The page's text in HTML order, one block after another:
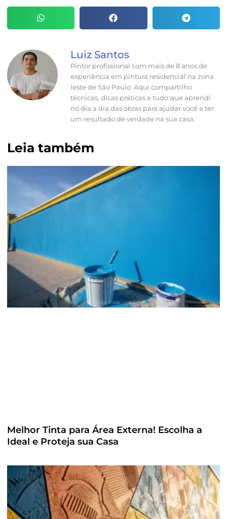
Luiz Santos
Pintor profissional com mais de 8 anos de
experiência em pintura residencial na zona
leste de São Paulo. Aqui compartilho
técnicas, dicas práticas e tudo que aprendi
no dia a dia das obras para ajudar você a ter
um resultado de verdade na sua casa.
Leia também
Melhor Tinta para Área Externa! Escolha a
Ideal e Proteja sua Casa